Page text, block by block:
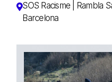
SOS Racisme | Rambla
Barcelona